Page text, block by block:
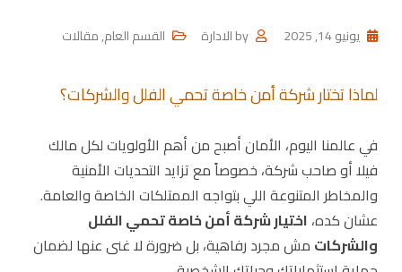
يونيو 14, 2025 byالادارة القسم العام,مقالات
لماذا تختار شركة أمن خاصة تحمي الفلل والشركات؟
في عالمنا اليوم، الأمان أصبح من أهم الأولويات لكل مالك
فيلا أو صاحب شركة، خصوصاً مع تزايد التحديات الأمنية
والمخاطر المتنوعة اللي بتواجه الممتلكات الخاصة والعامة.
عشان كده، اختيار شركة أمن خاصة تحمي الفلل
والشركات مش مجرد رفاهية، بل ضرورة لا غنى عنها لضمان